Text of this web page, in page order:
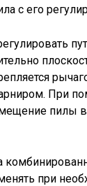
с его
При
пилы
при